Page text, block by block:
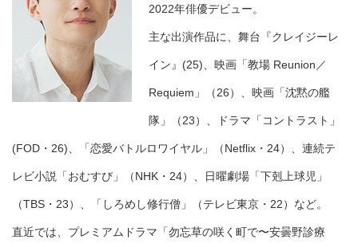
2022年俳優デビュー。
主な出演作品に、舞台『クレイジーレ
イン』(25)、映画「教場 Reunion／
Requiem」（26）、映画「沈黙の艦
隊」（23）、ドラマ「コントラスト」
(FOD・26)、「恋愛バトルロワイヤル」（Netflix・24）、連続テ
レビ小説「おむすび」（NHK・24）、日曜劇場「下剋上球児」
（TBS・23）、「しろめし修行僧」（テレビ東京・22）など。
直近では、プレミアムドラマ「勿忘草の咲く町で〜安曇野診療